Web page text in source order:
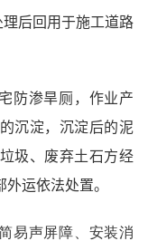
后回用于施工道路
防渗旱厕，作业产
沉淀，沉淀后的泥
圾、废弃土石方经
运依法处置。
易声屏障、安装消